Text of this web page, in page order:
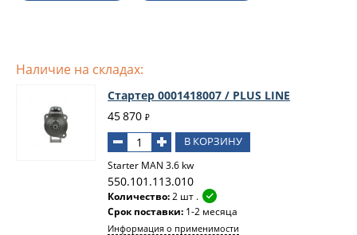
Наличие на складах:
Стартер 0001418007 / PLUS LINE
45 870 ₽
В КОРЗИНУ
Starter MAN 3.6 kw
550.101.113.010
Количество:2 шт .
Срок поставки: 1-2 месяца
Информация о применимости